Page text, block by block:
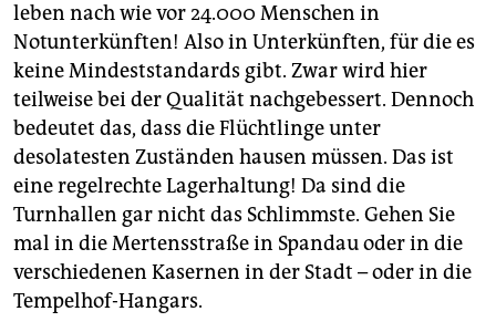
leben nach wie vor 24.000 Menschen in
Notunterkünften! Also in Unterkünften, für die es
keine Mindeststandards gibt. Zwar wird hier
teilweise bei der Qualität nachgebessert. Dennoch
bedeutet das, dass die Flüchtlinge unter
desolatesten Zuständen hausen müssen. Das ist
eine regelrechte Lagerhaltung! Da sind die
Turnhallen gar nicht das Schlimmste. Gehen Sie
mal in die Mertensstraße in Spandau oder in die
verschiedenen Kasernen in der Stadt – oder in die
Tempelhof-Hangars.